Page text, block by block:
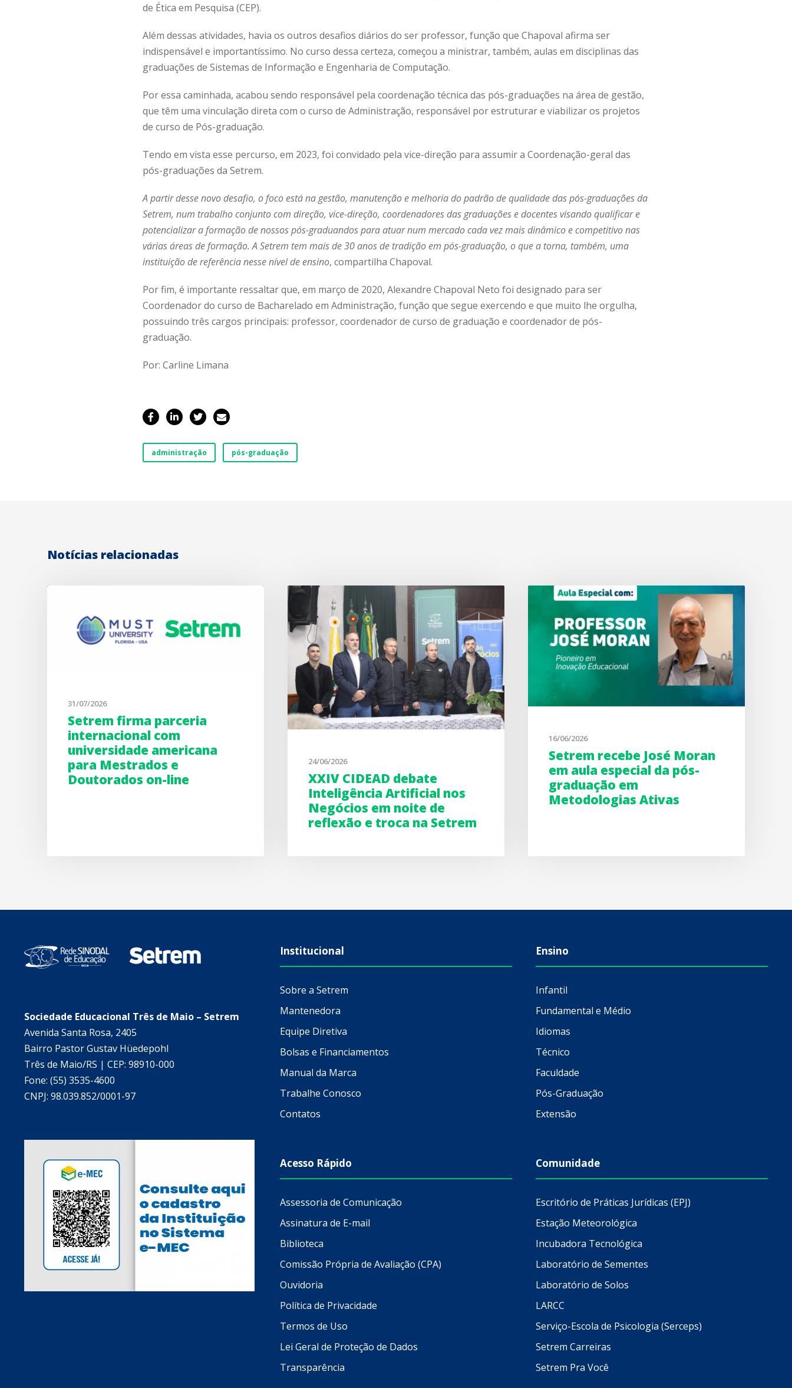
de Ética em Pesquisa (CEP).
Além dessas atividades, havia os outros desafios diários do ser professor, função que Chapoval afirma ser
indispensável e importantíssimo. No curso dessa certeza, começou a ministrar, também, aulas em disciplinas das
graduações de Sistemas de Informação e Engenharia de Computação.
Por essa caminhada, acabou sendo responsável pela coordenação técnica das pós-graduações na área de gestão,
que têm uma vinculação direta com o curso de Administração, responsável por estruturar e viabilizar os projetos
de curso de Pós-graduação.
Tendo em vista esse percurso, em 2023, foi convidado pela vice-direção para assumir a Coordenação-geral das
pós-graduações da Setrem.
A partir desse novo desafio, o foco está na gestão, manutenção e melhoria do padrão de qualidade das pós-graduações da
Setrem, num trabalho conjunto com direção, vice-direção, coordenadores das graduações e docentes visando qualificar e
potencializar a formação de nossos pós-graduandos para atuar num mercado cada vez mais dinâmico e competitivo nas
várias áreas de formação. A Setrem tem mais de 30 anos de tradição em pós-graduação, o que a torna, também, uma
instituição de referência nesse nível de ensino, compartilha Chapoval.
Por fim, é importante ressaltar que, em março de 2020, Alexandre Chapoval Neto foi designado para ser
Coordenador do curso de Bacharelado em Administração, função que segue exercendo e que muito lhe orgulha,
possuindo três cargos principais: professor, coordenador de curso de graduação e coordenador de pós-
graduação.
Por: Carline Limana
administração pós-graduação
Notícias relacionadas
31/07/2026
Setrem firma parceria
internacional com
universidade americana
para Mestrados e
Doutorados on-line
24/06/2026
XXIV CIDEAD debate
Inteligência Artificial nos
Negócios em noite de
reflexão e troca na Setrem
16/06/2026
Setrem recebe José Moran
em aula especial da pós-
graduação em
Metodologias Ativas
Sociedade Educacional Três de Maio – Setrem
Avenida Santa Rosa, 2405
Bairro Pastor Gustav Hüedepohl
Três de Maio/RS | CEP: 98910-000
Fone: (55) 3535-4600
CNPJ: 98.039.852/0001-97
Institucional
Sobre a Setrem
Mantenedora
Equipe Diretiva
Bolsas e Financiamentos
Manual da Marca
Trabalhe Conosco
Contatos
Acesso Rápido
Assessoria de Comunicação
Assinatura de E-mail
Biblioteca
Comissão Própria de Avaliação (CPA)
Ouvidoria
Política de Privacidade
Termos de Uso
Lei Geral de Proteção de Dados
Transparência
Ensino
Infantil
Fundamental e Médio
Idiomas
Técnico
Faculdade
Pós-Graduação
Extensão
Comunidade
Escritório de Práticas Jurídicas (EPJ)
Estação Meteorológica
Incubadora Tecnológica
Laboratório de Sementes
Laboratório de Solos
LARCC
Serviço-Escola de Psicologia (Serceps)
Setrem Carreiras
Setrem Pra Você